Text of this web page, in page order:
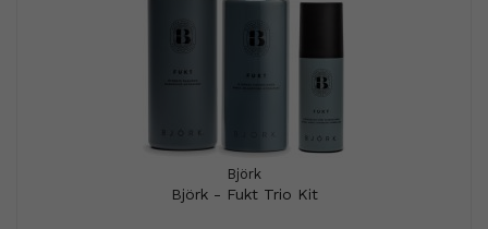
Björk
Björk - Fukt Trio Kit